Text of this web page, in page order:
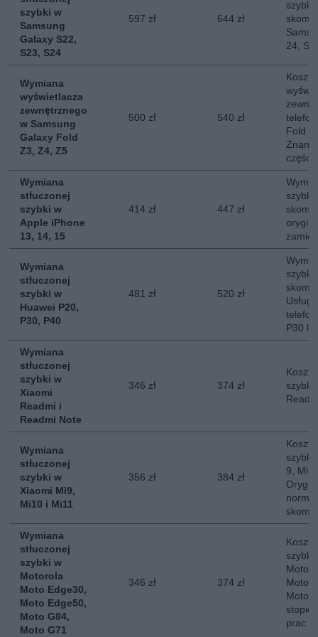
szybki w
Samsung
Galaxy S22,
S23, S24
597 zł 644 zł
24,
Wymiana
wyświetlacza
zewnętrznego
w Samsung
Galaxy Fold
Z3, Z4, Z5
500 zł 540 zł
Koszt
Fold
Znany
części.
Wymiana
stłuczonej
szybki w
Apple iPhone
13, 14, 15
414 zł 447 zł
Wymiana
stłuczonej
szybki w
Huawei P20,
P30, P40
481 zł 520 zł
P30
Wymiana
stłuczonej
szybki w
Xiaomi
Readmi i
Readmi Note
346 zł 374 zł
Koszt
szybki
Wymiana
stłuczonej
szybki w
Xiaomi Mi9,
Mi10 i Mi11
356 zł 384 zł
Koszt
szybki
9, Mi
Wymiana
stłuczonej
szybki w
Motorola
Moto Edge30,
Moto Edge50,
Moto G84,
Moto G71
346 zł 374 zł
Koszt
szybki
Moto
Moto
prac